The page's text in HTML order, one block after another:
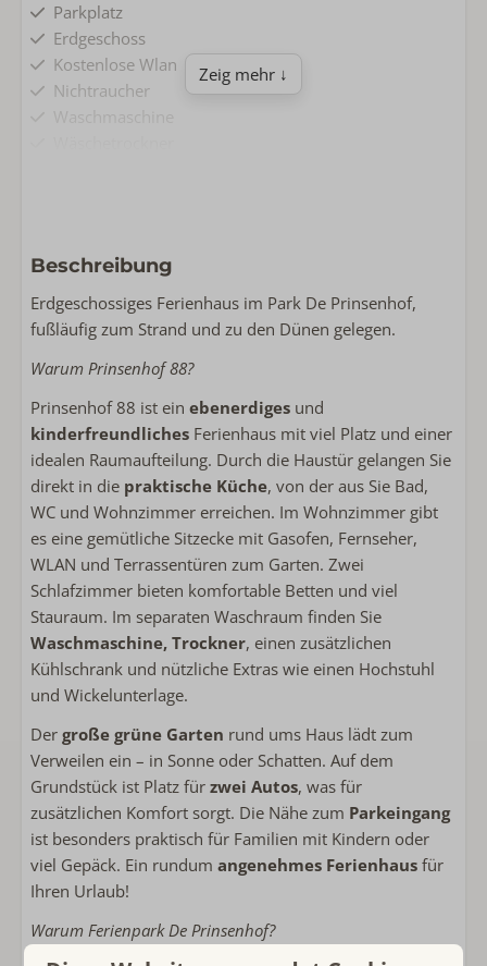
Parkplatz
Erdgeschoss
Kostenlose Wlan
Nichtraucher
Waschmaschine
Komplette Küche
Backofen
Spülmaschine
Mikrowelle
Kaffeemaschinenfilter
Nespresso
Wasserkocher
Toaster
Außenbereich
Lounge-Sofa
Sanitär
Handtücher inklusive
Badezimmer im Erdgeschoss
Begehbare Dusche
Schlafzimmer
Einzelbett: 1
Bettwäsche inklusive
Doppelbett: 2
Zeig mehr ↓
Beschreibung
Erdgeschossiges Ferienhaus im Park De Prinsenhof,
fußläufig zum Strand und zu den Dünen gelegen.
Warum Prinsenhof 88?
Prinsenhof 88 ist ein ebenerdiges und
kinderfreundliches Ferienhaus mit viel Platz und einer
idealen Raumaufteilung. Durch die Haustür gelangen Sie
direkt in die praktische Küche, von der aus Sie Bad,
WC und Wohnzimmer erreichen. Im Wohnzimmer gibt
es eine gemütliche Sitzecke mit Gasofen, Fernseher,
WLAN und Terrassentüren zum Garten. Zwei
Schlafzimmer bieten komfortable Betten und viel
Stauraum. Im separaten Waschraum finden Sie
Waschmaschine, Trockner, einen zusätzlichen
Kühlschrank und nützliche Extras wie einen Hochstuhl
und Wickelunterlage.
Der große grüne Garten rund ums Haus lädt zum
Verweilen ein – in Sonne oder Schatten. Auf dem
Grundstück ist Platz für zwei Autos, was für
zusätzlichen Komfort sorgt. Die Nähe zum Parkeingang
ist besonders praktisch für Familien mit Kindern oder
viel Gepäck. Ein rundum angenehmes Ferienhaus für
Ihren Urlaub!
Warum Ferienpark De Prinsenhof?